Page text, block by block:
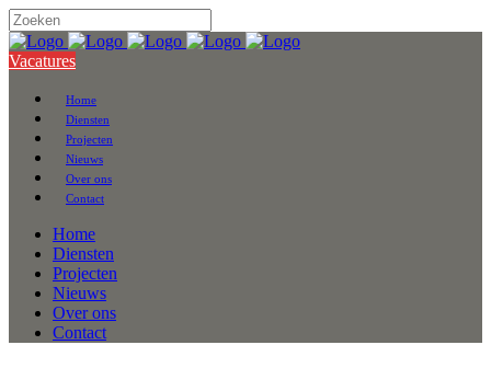
Vacatures
Home
Diensten
Projecten
Nieuws
Over ons
Contact
Home
Diensten
Projecten
Nieuws
Over ons
Contact